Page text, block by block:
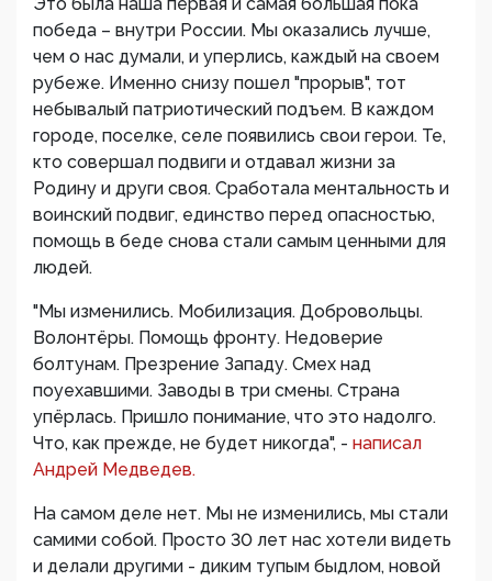
победа – внутри России. Мы оказались лучше,
чем о нас думали, и уперлись, каждый на своем
рубеже. Именно снизу пошел "прорыв", тот
небывалый патриотический подъем. В каждом
городе, поселке, селе появились свои герои. Те,
кто совершал подвиги и отдавал жизни за
Родину и други своя. Сработала ментальность и
воинский подвиг, единство перед опасностью,
помощь в беде снова стали самым ценными для
людей.
"Мы изменились. Мобилизация. Добровольцы.
Волонтёры. Помощь фронту. Недоверие
болтунам. Презрение Западу. Смех над
поуехавшими. Заводы в три смены. Страна
упёрлась. Пришло понимание, что это надолго.
Что, как прежде, не будет никогда", - написал
Андрей Медведев.
На самом деле нет. Мы не изменились, мы стали
самими собой. Просто 30 лет нас хотели видеть
и делали другими - диким тупым быдлом, новой